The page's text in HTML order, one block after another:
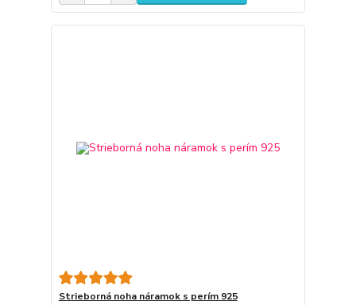
Strieborná noha náramok s perím 925